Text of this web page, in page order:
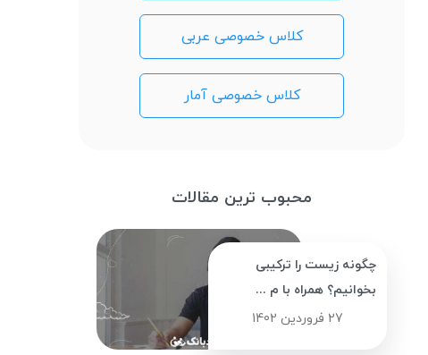
کلاس خصوصی عربی
کلاس خصوصی آمار
محبوب ترین مقالات
چگونه زیست را ترکیبی
بخوانیم؟ همراه با م ...
27 فروردین 1402